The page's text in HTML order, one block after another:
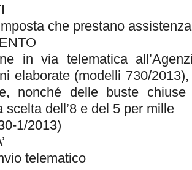
che prestano
in via telematica
elaborate (modelli 730/
nonché delle buste
scelta dell’8 e del 5 per mille
1/2013)
telematico